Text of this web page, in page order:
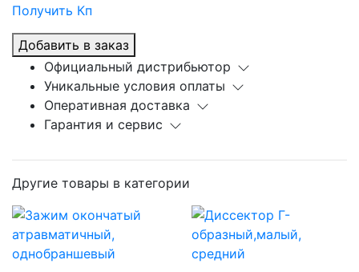
Получить Кп
Добавить в заказ
Официальный дистрибьютор
Уникальные условия оплаты
Оперативная доставка
Гарантия и сервис
Другие товары в категории